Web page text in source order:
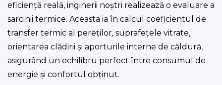
eficiență reală, inginerii noștri realizează o evaluare a
sarcinii termice. Aceasta ia în calcul coeficientul de
transfer termic al pereților, suprafețele vitrate,
orientarea clădirii și aporturile interne de căldură,
asigurând un echilibru perfect între consumul de
energie și confortul obținut.